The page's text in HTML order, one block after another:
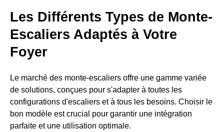
Les Différents Types de Monte-
Escaliers Adaptés à Votre
Foyer
Le marché des monte-escaliers offre une gamme variée
de solutions, conçues pour s'adapter à toutes les
configurations d'escaliers et à tous les besoins. Choisir le
bon modèle est crucial pour garantir une intégration
parfaite et une utilisation optimale.